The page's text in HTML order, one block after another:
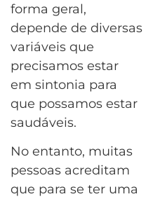
forma geral,
depende de diversas
variáveis que
precisamos estar
em sintonia para
que possamos estar
saudáveis.
No entanto, muitas
pessoas acreditam
que para se ter uma